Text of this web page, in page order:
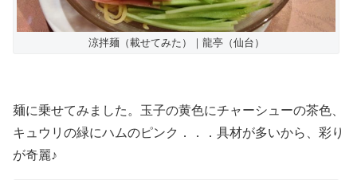
涼拌麺（載せてみた）｜龍亭（仙台）
麺に乗せてみました。玉子の黄色にチャーシューの茶色、
キュウリの緑にハムのピンク．．．具材が多いから、彩り
が奇麗♪